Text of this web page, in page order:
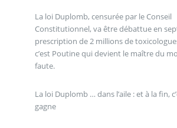
La loi Duplomb, censurée par le Conseil
Constitutionnel, va être débattue en
prescription de 2 millions de
c’est Poutine qui devient le maître du
faute.
La loi Duplomb … dans l’aile : et à la fin,
gagne